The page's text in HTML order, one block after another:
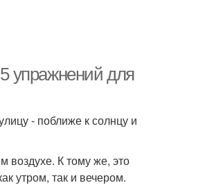
упражнений для
- поближе к солнцу и
воздухе. К тому же, это
утром, так и вечером.